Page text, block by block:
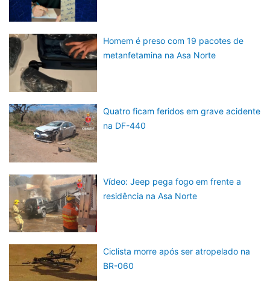
Homem é preso com 19 pacotes de
metanfetamina na Asa Norte
Quatro ficam feridos em grave acidente
na DF-440
Vídeo: Jeep pega fogo em frente a
residência na Asa Norte
Ciclista morre após ser atropelado na
BR-060